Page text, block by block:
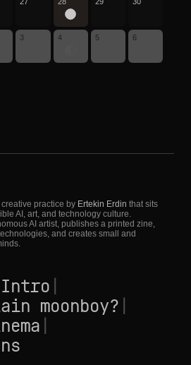
3 4 5 6
practice by Ertekin Erdin that sits
AI, art, and technology culture.
AI artist, publishes a printed zine,
and creates small and
Intro
moonboy?